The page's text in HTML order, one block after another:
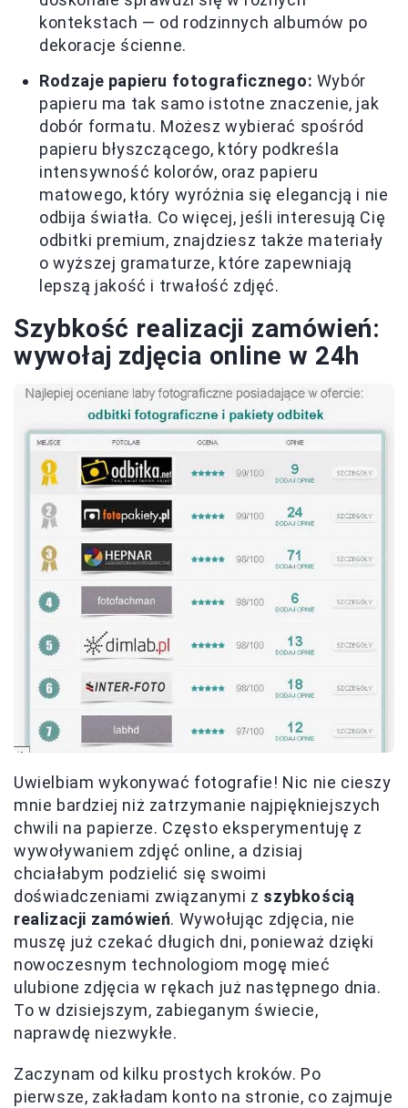
kontekstach — od rodzinnych albumów po
dekoracje ścienne.
Rodzaje papieru fotograficznego: Wybór
papieru ma tak samo istotne znaczenie, jak
dobór formatu. Możesz wybierać spośród
papieru błyszczącego, który podkreśla
intensywność kolorów, oraz papieru
matowego, który wyróżnia się elegancją i nie
odbija światła. Co więcej, jeśli interesują Cię
odbitki premium, znajdziesz także materiały
o wyższej gramaturze, które zapewniają
lepszą jakość i trwałość zdjęć.
Szybkość realizacji zamówień:
wywołaj zdjęcia online w 24h
Uwielbiam wykonywać fotografie! Nic nie cieszy
mnie bardziej niż zatrzymanie najpiękniejszych
chwili na papierze. Często eksperymentuję z
wywoływaniem zdjęć online, a dzisiaj
chciałabym podzielić się swoimi
doświadczeniami związanymi z szybkością
realizacji zamówień. Wywołując zdjęcia, nie
muszę już czekać długich dni, ponieważ dzięki
nowoczesnym technologiom mogę mieć
ulubione zdjęcia w rękach już następnego dnia.
To w dzisiejszym, zabieganym świecie,
naprawdę niezwykłe.
Zaczynam od kilku prostych kroków. Po
pierwsze, zakładam konto na stronie, co zajmuje